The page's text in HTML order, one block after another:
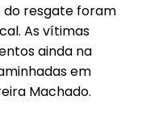
do resgate foram
As vítimas
ainda na
em
Machado.